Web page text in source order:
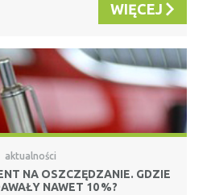
WIĘCEJ
aktualności
NA OSZCZĘDZANIE. GDZIE
NAWET 10 %?